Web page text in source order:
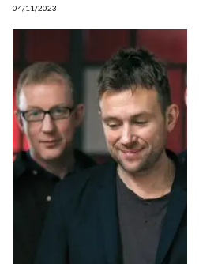
04/11/2023